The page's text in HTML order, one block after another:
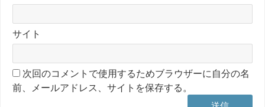
サイト
次回のコメントで使用するためブラウザーに自分の名
前、メールアドレス、サイトを保存する。